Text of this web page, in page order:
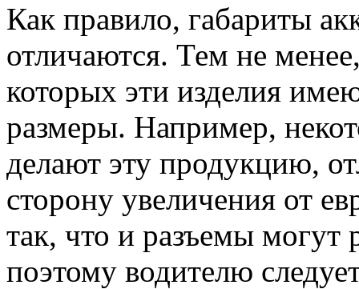
Как правило, габариты
отличаются. Тем не
которых эти изделия
размеры. Например,
делают эту продукцию,
сторону увеличения от
так, что и разъемы могут
поэтому водителю